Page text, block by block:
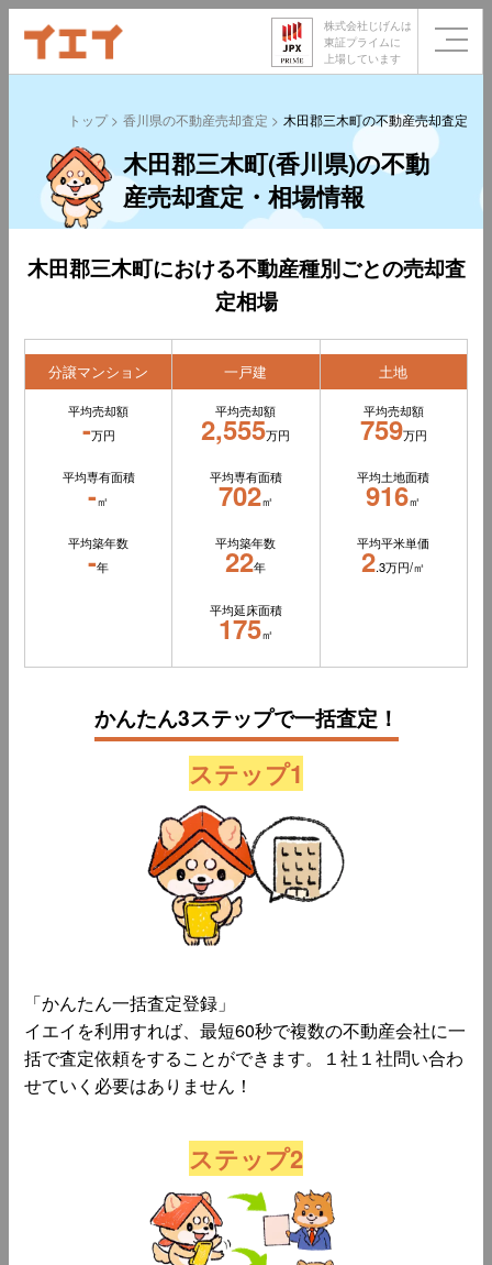
株式会社じげんは
東証プライムに
上場しています
トップ 香川県の不動産売却査定 木田郡三木町の不動産売却査定
木田郡三木町(香川県)の不動
産売却査定・相場情報
木田郡三木町における不動産種別ごとの売却査
定相場
分譲マンション
平均売却額
-万円
平均専有面積
-㎡
平均築年数
-年
一戸建
平均売却額
2,555万円
平均専有面積
702㎡
平均築年数
22年
平均延床面積
175㎡
土地
平均売却額
759万円
平均土地面積
916㎡
平均平米単価
2.3万円/㎡
かんたん3ステップで一括査定！
ステップ1
「かんたん一括査定登録」
イエイを利用すれば、最短60秒で複数の不動産会社に一
括で査定依頼をすることができます。１社１社問い合わ
せていく必要はありません！
ステップ2